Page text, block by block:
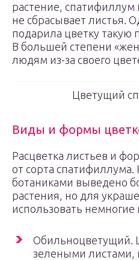
растение, спатифиллум
не сбрасывает листья.
подарила цветку такую
В большей степени
людям из-за своего
Цветущий
Виды и формы
Расцветка листьев и
от сорта
ботаниками выведено
растения, но для
использовать немногие
Обильноцветущий.
зелеными листами,